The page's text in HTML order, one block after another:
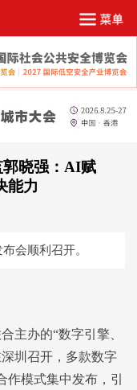
郭晓强：AI赋
能力
会顺利召开。
办的“数字引擎、
圳召开，多款数字
模式集中发布，引